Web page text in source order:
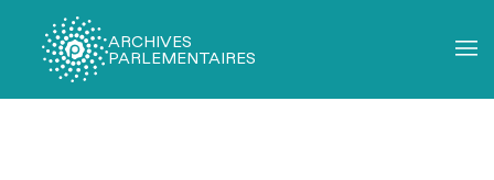
ARCHIVES
PARLEMENTAIRES